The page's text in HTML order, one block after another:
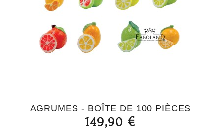
AGRUMES - BOÎTE DE 100 PIÈCES
149,90 €